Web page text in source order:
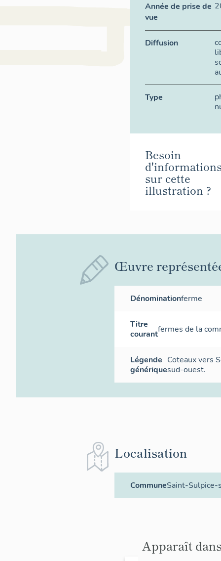
Année de prise de
vue
Diffusion
Type
Besoin
sur cette
illustration ?
Œuvre
Dénominationferme
Titre
courantfermes de la
Légende
générique
Coteaux vers
sud-ouest.
Localisation
CommuneSaint-Sulpice-
Apparaît